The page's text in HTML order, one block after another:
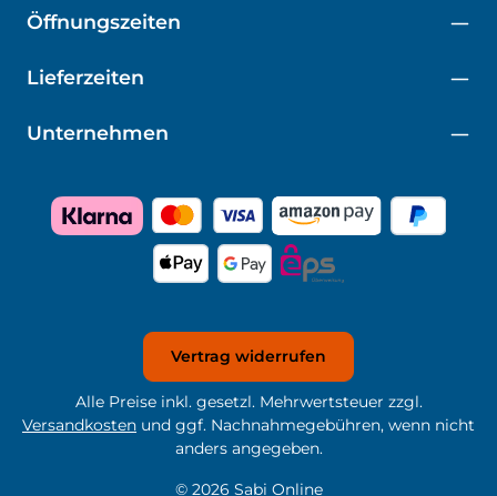
Öffnungszeiten
Unternehmen
Lieferzeiten
Vertrag widerrufen
© 2026 Sabi Online
Alle Preise inkl. gesetzl. Mehrwertsteuer zzgl.
Versandkosten und ggf. Nachnahmegebühren, wenn nicht
anders angegeben.